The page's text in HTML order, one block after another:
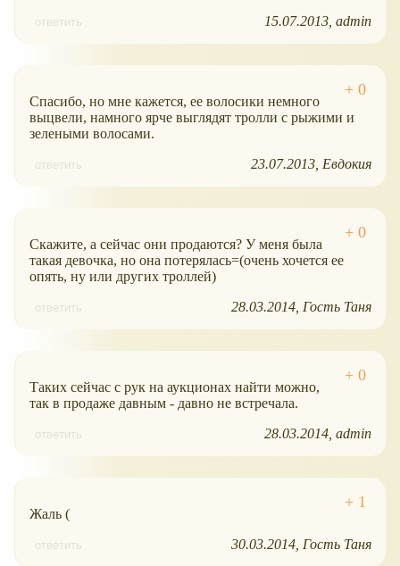
ответить 15.07.2013 admin
Спасибо, но мне кажется, ее волосики немного
выцвели, намного ярче выглядят тролли с рыжими и
зелеными волосами.
ответить 23.07.2013 Евдокия
Скажите, а сейчас они продаются? У меня была
такая девочка, но она потерялась=(очень хочется ее
опять, ну или других троллей)
ответить 28.03.2014 Гость Таня
Таких сейчас с рук на аукционах найти можно,
так в продаже давным - давно не встречала.
ответить 28.03.2014 admin
Жаль (
ответить 30.03.2014 Гость Таня